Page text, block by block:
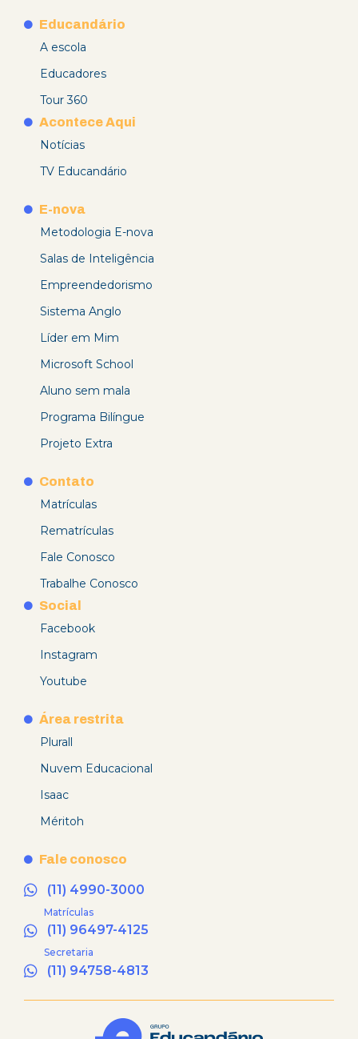
Educandário
A escola
Educadores
Tour 360
Acontece Aqui
Notícias
TV Educandário
E-nova
Metodologia E-nova
Salas de Inteligência
Empreendedorismo
Sistema Anglo
Líder em Mim
Microsoft School
Aluno sem mala
Programa Bilíngue
Projeto Extra
Contato
Matrículas
Rematrículas
Fale Conosco
Trabalhe Conosco
Social
Facebook
Instagram
Youtube
Área restrita
Plurall
Nuvem Educacional
Isaac
Méritoh
Fale conosco
(11) 4990-3000
Matrículas
(11) 96497-4125
Secretaria
(11) 94758-4813